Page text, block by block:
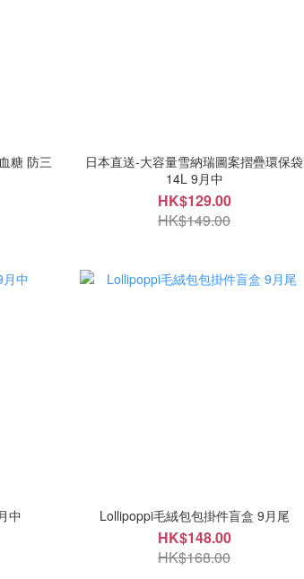
糖 防三
日本直送-大容量雪納瑞圖案摺疊環保袋
14L 9月中
HK$129.00
HK$149.00
中 Lollipoppi毛絨包包掛件盲盒 9月尾
HK$148.00
HK$168.00